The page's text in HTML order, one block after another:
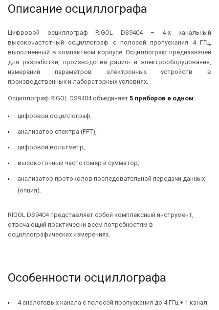
Описание осциллографа
Цифровой осциллограф RIGOL DS9404 – 4-х канальный
высокочастотный осциллограф с полосой пропускания 4 ГГц,
выполненный в компактном корпусе. Осциллограф предназначен
для разработки, производства радио- и электрооборудования,
измерений параметров электронных устройств в
производственных и лабораторных условиях.
Осциллограф RIGOL DS9404 объединяет 5 приборов в одном:
цифровой осциллограф,
анализатор спектра (FFT),
цифровой вольтметр,
высокоточный частотомер и сумматор,
анализатор протоколов последовательной передачи данных
(опция).
RIGOL DS9404 представляет собой комплексный инструмент,
отвечающий практически всем потребностям в
осциллографических измерениях.
Особенности осциллографа
4 аналоговых канала с полосой пропускания до 4 ГГц + 1 канал